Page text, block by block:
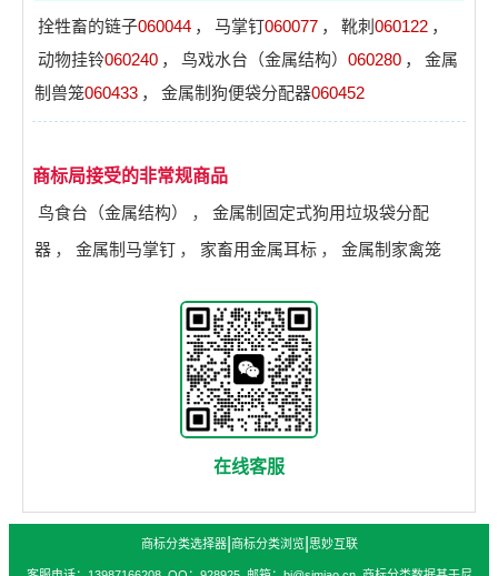
拴牲畜的链子060044 ， 马掌钉060077 ， 靴刺 060122 ，
动物挂铃060240 ， 鸟戏水台（金属结构） 060280 ，
金属
制兽笼060433 ， 金属制狗便袋分配器060452
商标局接受的非常规商品
鸟食台（金属结构）
，
金属制固定式狗用垃圾袋分配
器 ， 金属制马掌钉 ， 家畜用金属耳标 ， 金属制家禽笼
在线客服
商标分类选择器| 商标分类浏览| 思妙互联